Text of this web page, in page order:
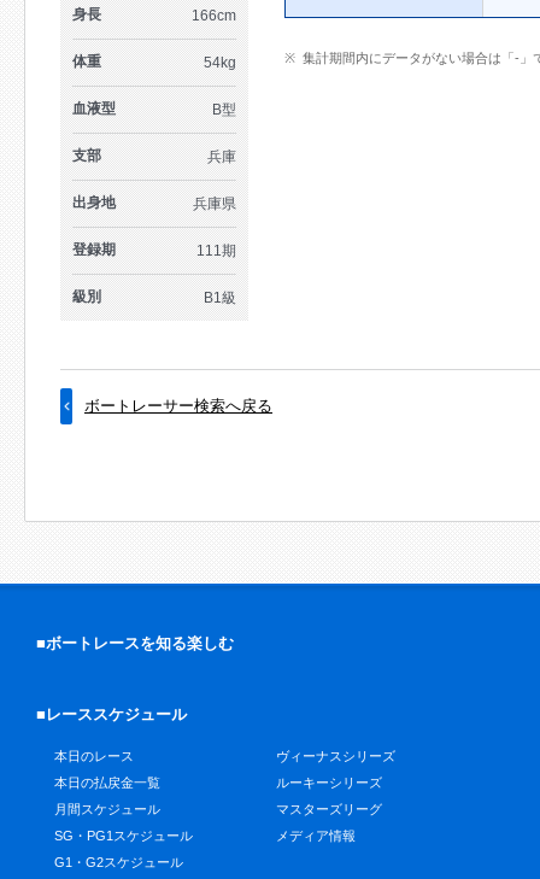
身長 166cm
体重 54kg
血液型 B型
支部 兵庫
出身地 兵庫県
登録期 111期
級別 B1級
集計期間内にデータがない場合は「-」
ボートレーサー検索へ戻る
■ボートレースを知る楽しむ
■レーススケジュール
本日のレース
本日の払戻金一覧
月間スケジュール
SG・PG1スケジュール
G1・G2スケジュール
ヴィーナスシリーズ
ルーキーシリーズ
マスターズリーグ
メディア情報